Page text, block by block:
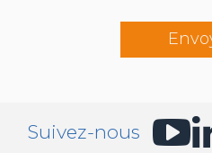
Suivez-nous